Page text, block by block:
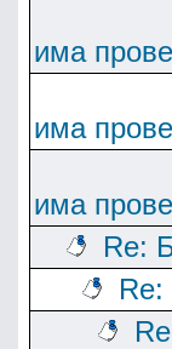
има
има
има
Re: